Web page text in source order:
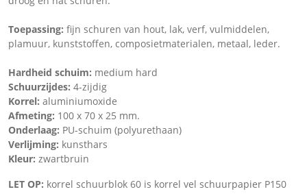
Toepassing: fijn schuren van hout, lak, verf, vulmiddelen,
plamuur, kunststoffen, composietmaterialen, metaal, leder.
Hardheid schuim: medium hard
Schuurzijdes: 4-zijdig
Korrel: aluminiumoxide
Afmeting: 100 x 70 x 25 mm.
Onderlaag: PU-schuim (polyurethaan)
Verlijming: kunsthars
Kleur: zwartbruin
LET OP: korrel schuurblok 60 is korrel vel schuurpapier P150